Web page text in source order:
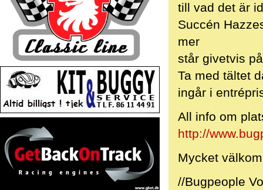
till vad det är
Succén
mer
står givetvis
Ta med tältet
ingår i
All info om
http://
Mycket
//Bugpeople